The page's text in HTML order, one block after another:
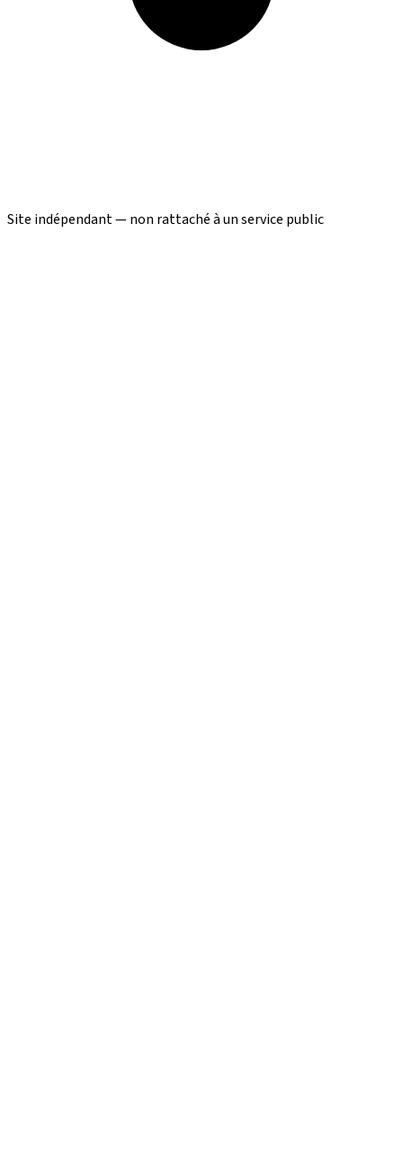
Site indépendant — non rattaché à un service public